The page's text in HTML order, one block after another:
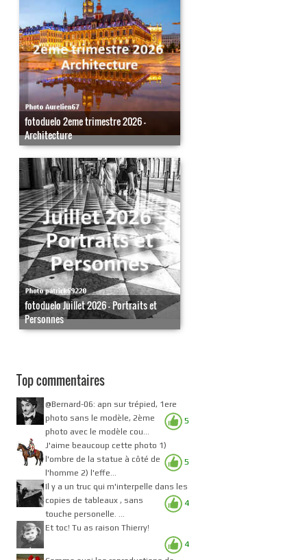
fotoduelo 2eme trimestre 2026 -
Architecture
fotoduelo Juillet 2026 - Portraits et
Personnes
Top commentaires
5
@Bernard-06: apn sur trépied, 1ere
photo sans le modèle, 2ème
photo avec le modèle cou...
5
J'aime beaucoup cette photo 1)
l'ombre de la statue à côté de
l'homme 2) l'effe...
4
Il y a un truc qui m'interpelle dans les
copies de tableaux , sans
touche personelle. ...
4
Et toc! Tu as raison Thierry!